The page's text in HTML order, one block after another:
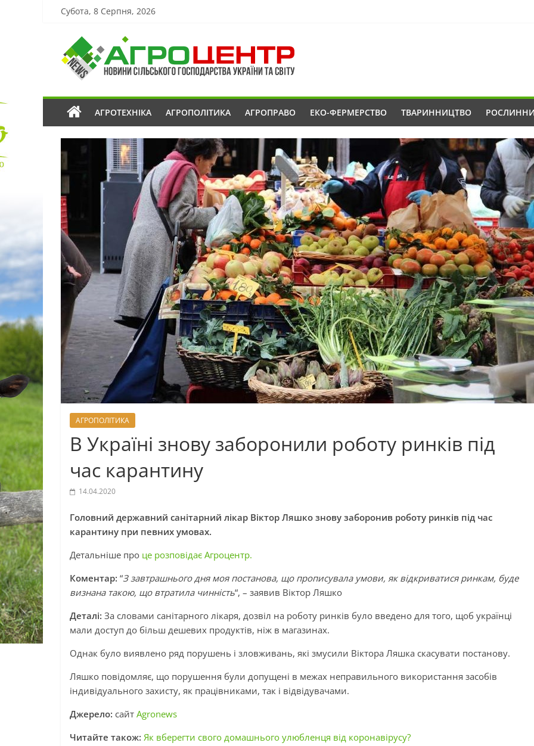
Субота, 8 Серпня, 2026
АГРОТЕХНІКА АГРОПОЛІТИКА АГРОПРАВО ЕКО-ФЕРМЕРСТВО ТВАРИННИЦТВО
АГРОПОЛІТИКА
В Україні знову заборонили роботу ринків під
час карантину
14.04.2020
Головний державний санітарний лікар Віктор Ляшко знову заборонив роботу ринків під час
карантину при певних умовах.
Детальніше про це розповідає Агроцентр.
Коментар: “З завтрашнього дня моя постанова, що прописувала умови, як відкриватися ринкам, буде
визнана такою, що втратила чинність“, – заявив Віктор Ляшко
Деталі: За словами санітарного лікаря, дозвіл на роботу ринків було введено для того, щоб українці
мали доступ до більш дешевих продуктів, ніж в магазинах.
Однак було виявлено ряд порушень і зловживань, які змусили Віктора Ляшка скасувати постанову.
Ляшко повідомляє, що порушення були допущені в межах неправильного використання засобів
індивідуального захисту, як працівниками, так і відвідувачами.
Джерело: сайт Agronews
Читайте також: Як вберегти свого домашнього улюбленця від коронавірусу?